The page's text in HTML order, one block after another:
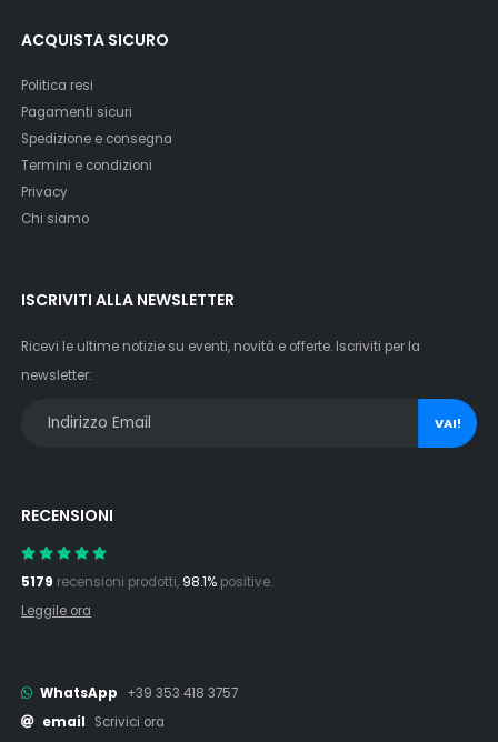
ACQUISTA SICURO
Politica resi
Pagamenti sicuri
Spedizione e consegna
Termini e condizioni
Privacy
Chi siamo
ISCRIVITI ALLA NEWSLETTER
Ricevi le ultime notizie su eventi, novità e offerte. Iscriviti per la
newsletter:
VAI!
RECENSIONI
5179 recensioni prodotti, 98.1% positive.
Leggile ora
WhatsApp
+39 353 418 3757
email
Scrivici ora